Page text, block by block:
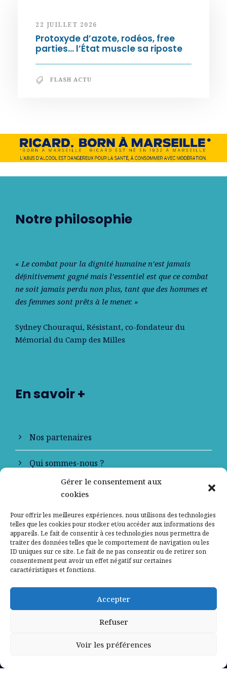
Gérer le consentement aux
cookies
Pour offrir les meilleures expériences, nous utilisons des technologies
telles que les cookies pour stocker et/ou accéder aux informations des
appareils. Le fait de consentir à ces technologies nous permettra de
traiter des données telles que le comportement de navigation ou les
ID uniques sur ce site. Le fait de ne pas consentir ou de retirer son
consentement peut avoir un effet négatif sur certaines
caractéristiques et fonctions.
Accepter
Refuser
Voir les préférences
22 JUILLET 2026
Protoxyde d’azote, rodéos, free
parties… l’État muscle sa riposte
FLASH ACTU
Notre philosophie
« Le combat pour la dignité humaine n’est jamais
déﬁnitivement gagné mais l’essentiel est que ce combat
ne soit jamais perdu non plus, tant que des hommes et
des femmes sont prêts à le mener. »
Sydney Chouraqui, Résistant, co-fondateur du
Mémorial du Camp des Milles
En savoir +
Nos partenaires
Qui sommes-nous ?
Contactez-nous
Mentions légales
Politique de confidentialité